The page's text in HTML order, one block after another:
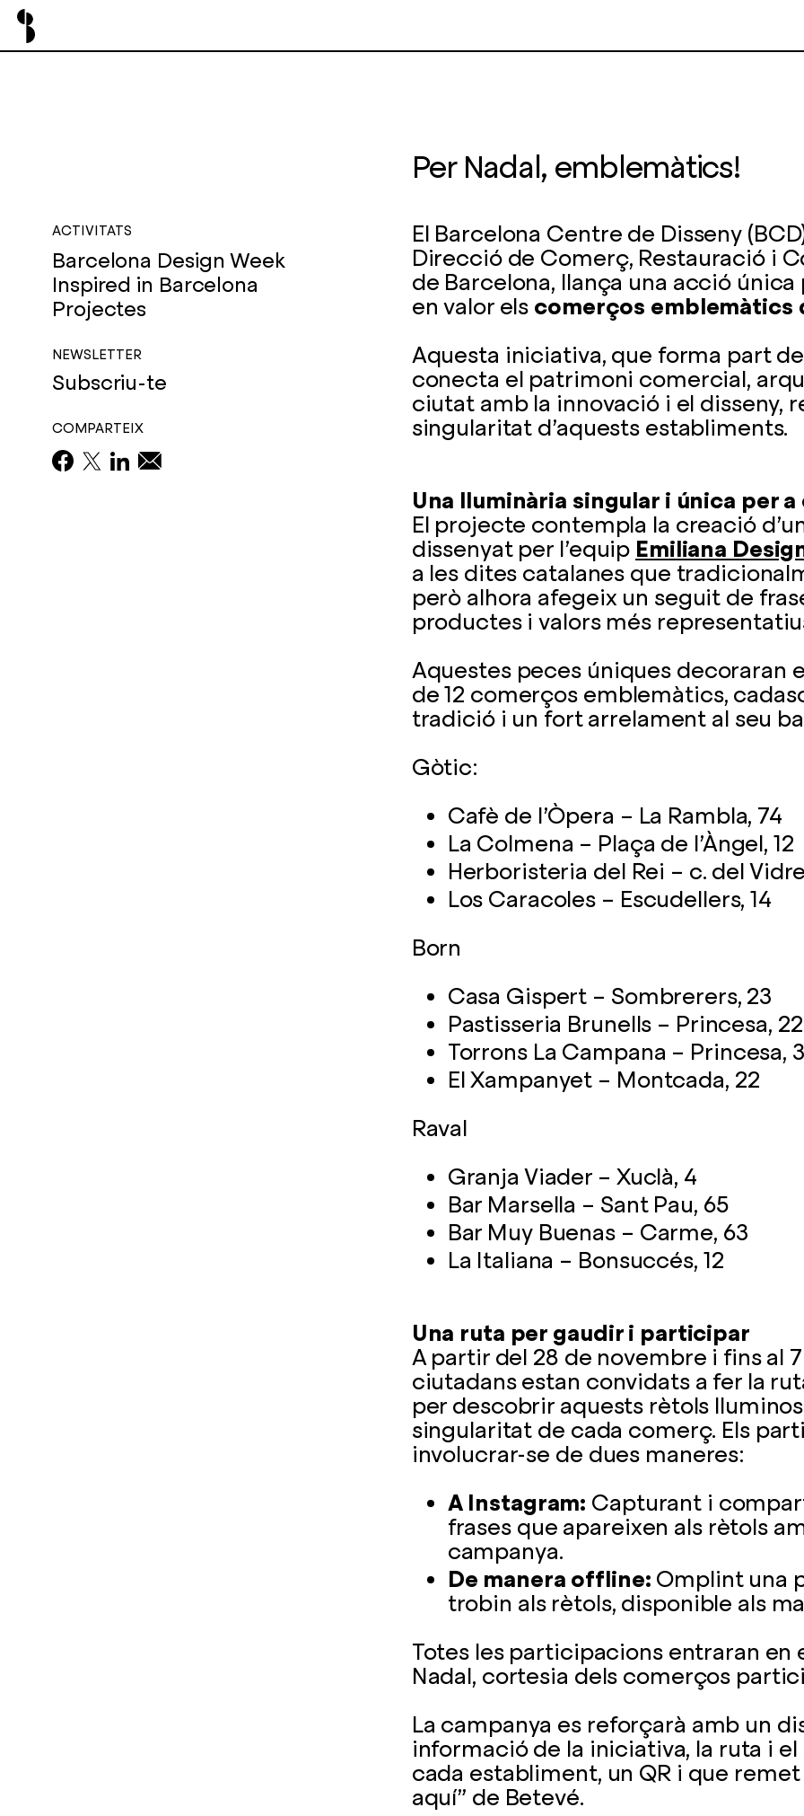
Per Nadal, emblemàtics!
El Barcelona Centre de Disseny
Direcció de Comerç, Restauració i
de Barcelona, llança una acció
en valor els comerços emblemàtics
Aquesta iniciativa, que forma part
conecta el patrimoni comercial,
ciutat amb la innovació i el disseny,
singularitat d’aquests establiments.
Una lluminària singular i única per
El projecte contempla la creació
dissenyat per l’equip Emiliana
a les dites catalanes que
però alhora afegeix un seguit de
productes i valors més
Aquestes peces úniques decoraran
de 12 comerços emblemàtics,
tradició i un fort arrelament al seu
Gòtic:
Cafè de l’Òpera – La Rambla, 74
La Colmena – Plaça de l’Àngel, 12
Herboristeria del Rei – c. del
Los Caracoles – Escudellers, 14
Born
Casa Gispert – Sombrerers, 23
Pastisseria Brunells – Princesa, 22
Torrons La Campana – Princesa,
El Xampanyet – Montcada, 22
Raval
Granja Viader – Xuclà, 4
Bar Marsella – Sant Pau, 65
Bar Muy Buenas – Carme, 63
La Italiana – Bonsuccés, 12
Una ruta per gaudir i participar
A partir del 28 de novembre i fins al
ciutadans estan convidats a fer la
per descobrir aquests rètols
singularitat de cada comerç. Els
involucrar-se de dues maneres:
A Instagram: Capturant i
frases que apareixen als rètols
campanya.
De manera offline: Omplint una
trobin als rètols, disponible als
Totes les participacions entraran en
Nadal, cortesia dels comerços
La campanya es reforçarà amb un
informació de la iniciativa, la ruta i
cada establiment, un QR i que
aquí” de Betevé.
ACTIVITATS
Barcelona Design Week
Inspired in Barcelona
Projectes
NEWSLETTER
Subscriu-te
COMPARTEIX